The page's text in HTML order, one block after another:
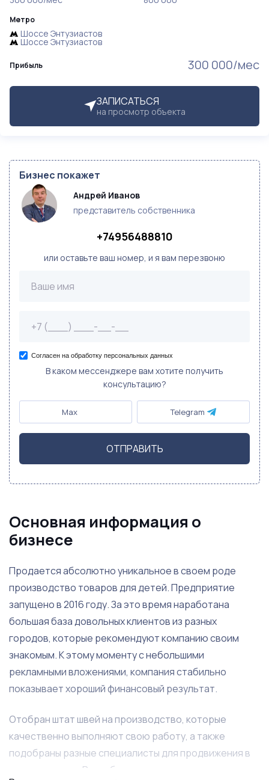
Прибыль 300 000/мес
ЗАПИСАТЬСЯ
на просмотр объекта
Метро
Шоссе Энтузиастов
Шоссе Энтузиастов
Бизнес покажет
Андрей Иванов
представитель собственника
+74956488810
или оставьте ваш номер, и я вам перезвоню
Согласен на обработку персональных данных
В каком мессенджере вам хотите получить
консультацию?
Max Telegram
ОТПРАВИТЬ
Основная информация о
бизнесе
Продается абсолютно уникальное в своем роде
производство товаров для детей. Предприятие
запущено в 2016 году. За это время наработана
большая база довольных клиентов из разных
городов, которые рекомендуют компанию своим
знакомым. К этому моменту с небольшими
рекламными вложениями, компания стабильно
показывает хороший финансовый результат.
Отобран штат швей на производство, которые
качественно выполняют свою работу, а также
подобраны разные специалисты для продвижения в
сети интернет. Разработано несколько основных